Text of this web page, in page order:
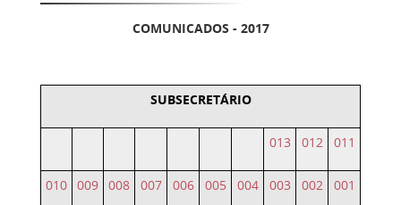
COMUNICADOS - 2017
SUBSECRETÁRIO
013 012 011
010 009 008 007 006 005 004 003 002 001